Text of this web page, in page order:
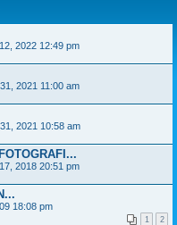
2022 12:49 pm
2021 11:00 am
2021 10:58 am
2018 20:51 pm
18:08 pm
1 2